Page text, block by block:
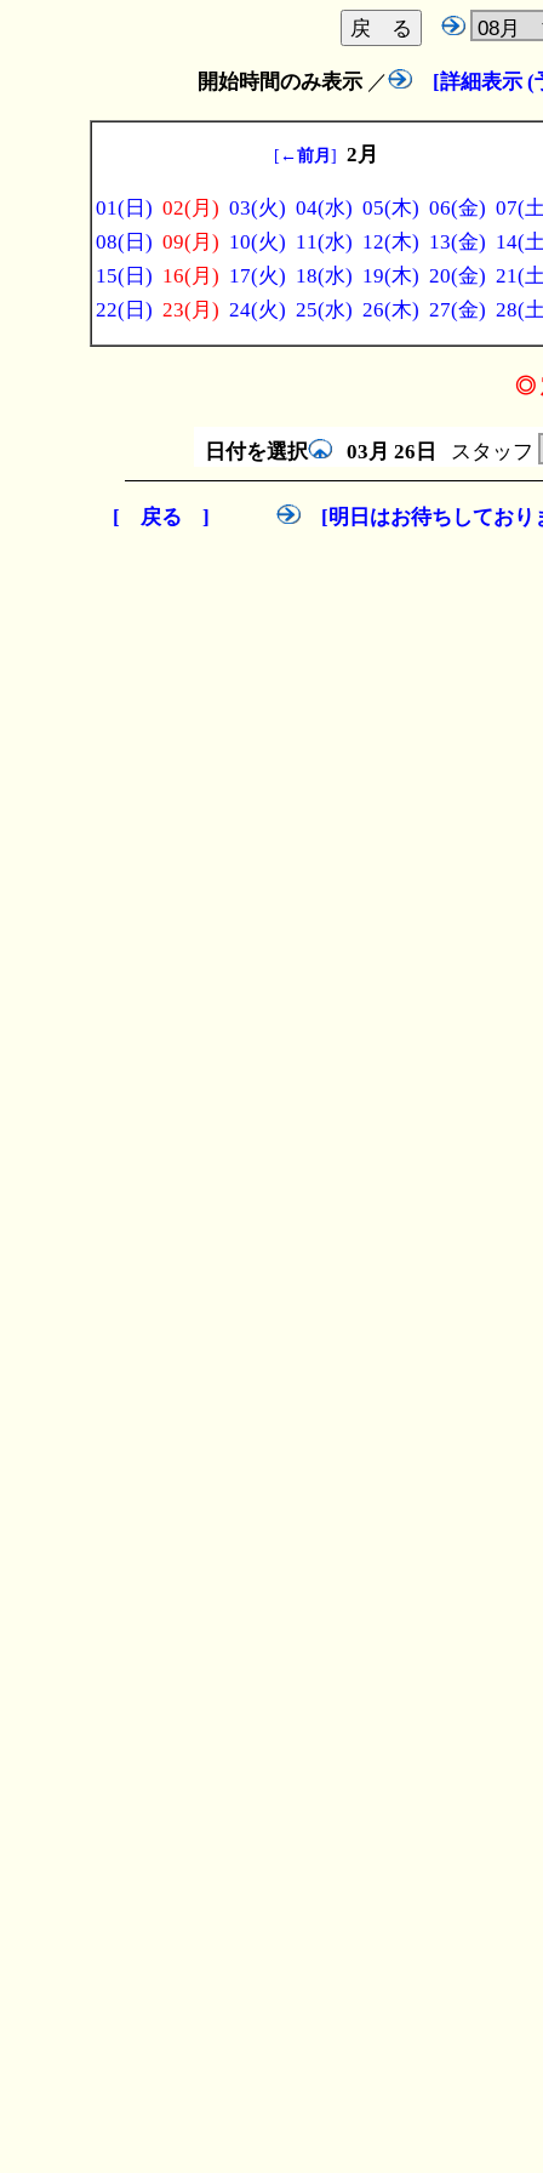
開始時間のみ表示 ／ [詳細表示 (
[ ←前月 ] 2月
01(日) 02(月) 03(火) 04(水) 05(木) 06(金) 07(
08(日) 09(月) 10(火) 11(水) 12(木) 13(金) 14(
15(日) 16(月) 17(火) 18(水) 19(木) 20(金) 21(
22(日) 23(月) 24(火) 25(水) 26(木) 27(金) 28(
◎
日付を選択 03月 26日 スタッフ
[ 戻る ] [明日はお待ちしてお